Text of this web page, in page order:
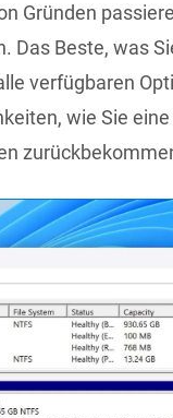
Gründen
Das Beste, was
verfügbaren
wie Sie